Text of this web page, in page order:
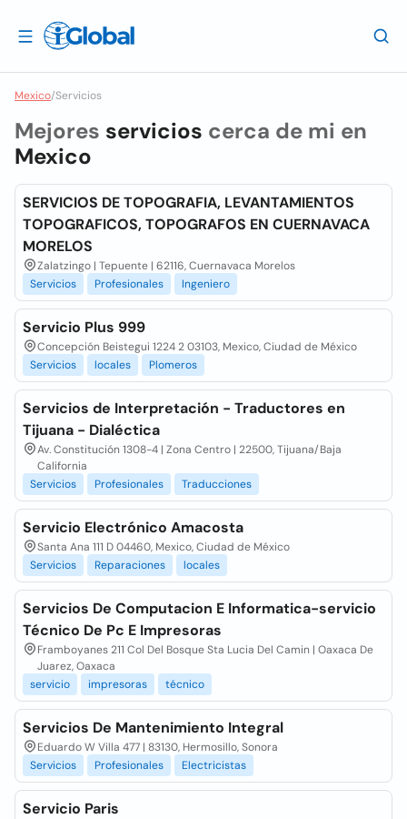
Mexico/Servicios
Mejores servicios cerca de mi en
Mexico
SERVICIOS DE TOPOGRAFIA, LEVANTAMIENTOS
TOPOGRAFICOS, TOPOGRAFOS EN CUERNAVACA
MORELOS
Zalatzingo | Tepuente | 62116, Cuernavaca Morelos
Servicios
Profesionales Ingeniero
Servicio Plus 999
Concepción Beistegui 1224 2 03103, Mexico, Ciudad de México
Servicios
locales Plomeros
Servicios de Interpretación - Traductores en
Tijuana - Dialéctica
Av. Constitución 1308-4 | Zona Centro | 22500, Tijuana/Baja
California
Servicios
Profesionales Traducciones
Servicio Electrónico Amacosta
Santa Ana 111 D 04460, Mexico, Ciudad de México
Servicios
Reparaciones locales
Servicios De Computacion E Informatica-servicio
Técnico De Pc E Impresoras
Framboyanes 211 Col Del Bosque Sta Lucia Del Camin | Oaxaca De
Juarez, Oaxaca
servicio
impresoras técnico
Servicios De Mantenimiento Integral
Eduardo W Villa 477 | 83130, Hermosillo, Sonora
Servicios
Profesionales Electricistas
Servicio Paris